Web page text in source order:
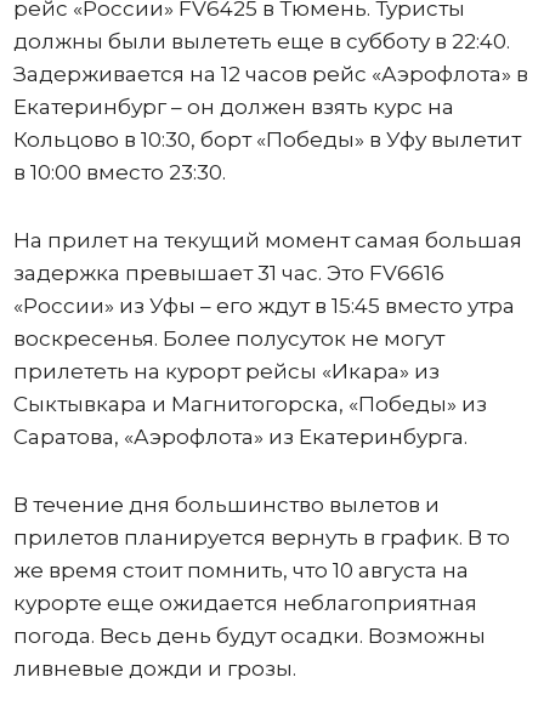
рейс «России» FV6425 в Тюмень. Туристы
должны были вылететь еще в субботу в 22:40.
Задерживается на 12 часов рейс «Аэрофлота» в
Екатеринбург – он должен взять курс на
Кольцово в 10:30, борт «Победы» в Уфу вылетит
в 10:00 вместо 23:30.
На прилет на текущий момент самая большая
задержка превышает 31 час. Это FV6616
«России» из Уфы – его ждут в 15:45 вместо утра
воскресенья. Более полусуток не могут
прилететь на курорт рейсы «Икара» из
Сыктывкара и Магнитогорска, «Победы» из
Саратова, «Аэрофлота» из Екатеринбурга.
В течение дня большинство вылетов и
прилетов планируется вернуть в график. В то
же время стоит помнить, что 10 августа на
курорте еще ожидается неблагоприятная
погода. Весь день будут осадки. Возможны
ливневые дожди и грозы.